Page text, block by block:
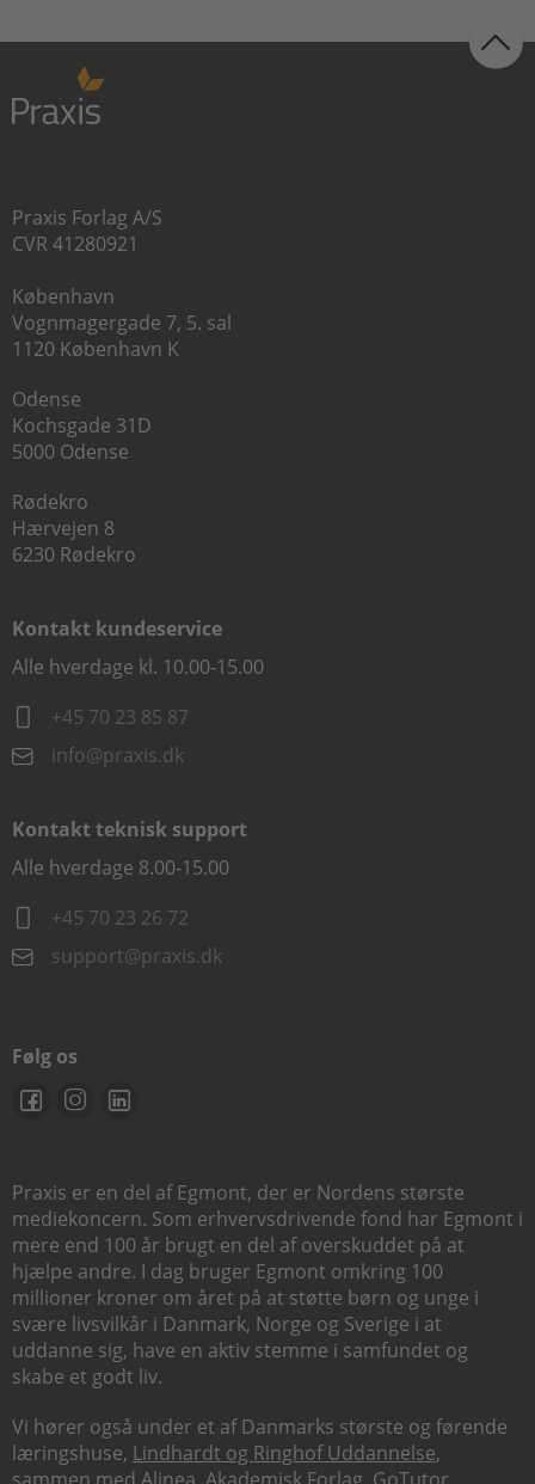
Praxis Forlag A/S
CVR 41280921
København
Vognmagergade 7, 5. sal
1120 København K
Odense
Kochsgade 31D
5000 Odense
Rødekro
Hærvejen 8
6230 Rødekro
Kontakt kundeservice
Alle hverdage kl. 10.00-15.00
+45 70 23 85 87
info@praxis.dk
Kontakt teknisk support
Alle hverdage 8.00-15.00
+45 70 23 26 72
support@praxis.dk
Følg os
Praxis er en del af Egmont, der er Nordens største
mediekoncern. Som erhvervsdrivende fond har Egmont i
mere end 100 år brugt en del af overskuddet på at
hjælpe andre. I dag bruger Egmont omkring 100
millioner kroner om året på at støtte børn og unge i
svære livsvilkår i Danmark, Norge og Sverige i at
uddanne sig, have en aktiv stemme i samfundet og
skabe et godt liv.
Vi hører også under et af Danmarks største og førende
læringshuse, Lindhardt og Ringhof Uddannelse,